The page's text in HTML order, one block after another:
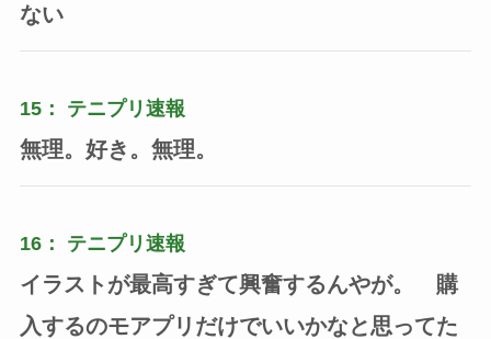
ない
15： テニプリ速報
無理。好き。無理。
16： テニプリ速報
イラストが最高すぎて興奮するんやが。 購
入するのモアプリだけでいいかなと思ってた